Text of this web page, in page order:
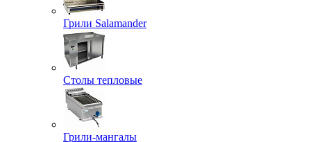
Грили Salamander
Столы тепловые
Грили-мангалы